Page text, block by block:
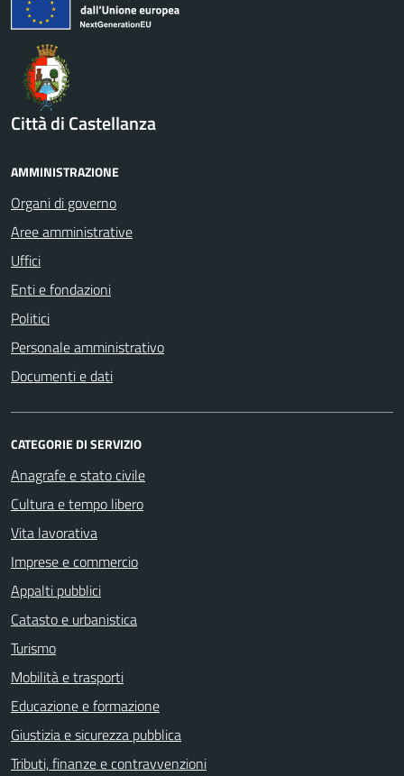
Città di Castellanza
AMMINISTRAZIONE
Organi di governo
Aree amministrative
Uffici
Enti e fondazioni
Politici
Personale amministrativo
Documenti e dati
CATEGORIE DI SERVIZIO
Anagrafe e stato civile
Cultura e tempo libero
Vita lavorativa
Imprese e commercio
Appalti pubblici
Catasto e urbanistica
Turismo
Mobilità e trasporti
Educazione e formazione
Giustizia e sicurezza pubblica
Tributi, finanze e contravvenzioni